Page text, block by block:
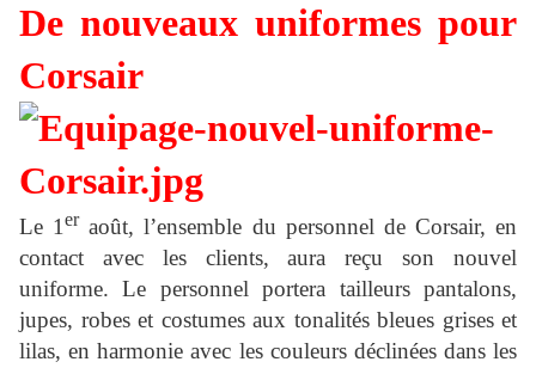
De nouveaux uniformes pour
Corsair
Le 1eraoût, l’ensemble du personnel de Corsair, en
contact avec les clients, aura reçu son nouvel
uniforme. Le personnel portera tailleurs pantalons,
jupes, robes et costumes aux tonalités bleues grises et
lilas, en harmonie avec les couleurs déclinées dans les